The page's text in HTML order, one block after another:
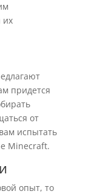
их
придется
от
испытать
Minecraft.
опыт, то